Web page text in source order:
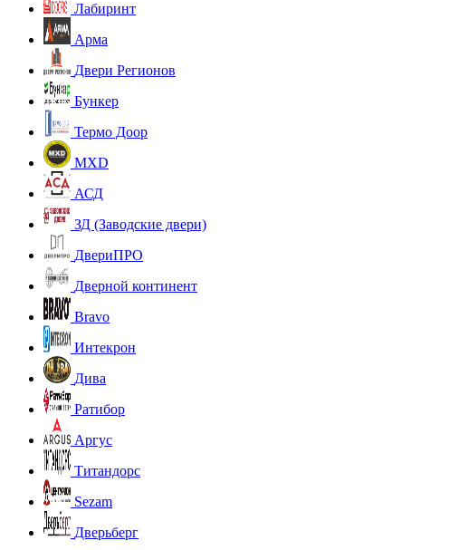
Лабиринт
Арма
Двери Регионов
Бункер
Термо Доор
MXD
АСД
ЗД (Заводские двери)
ДвериПРО
Дверной континент
Bravo
Интекрон
Дива
Ратибор
Аргус
Титандорс
Sezam
Дверьберг